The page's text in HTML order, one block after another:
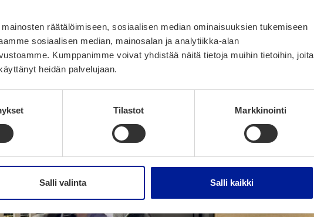
räätälöimiseen, sosiaalisen median ominaisuuksien tukemiseen
sosiaalisen median, mainosalan ja analytiikka-alan
Kumppanimme voivat yhdistää näitä tietoja muihin tietoihin, joita
heidän palvelujaan.
Tilastot Markkinointi
Salli valinta Salli kaikki